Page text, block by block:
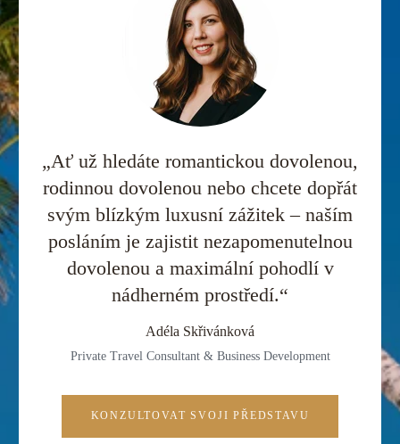
„Ať už hledáte romantickou dovolenou,
rodinnou dovolenou nebo chcete dopřát
svým blízkým luxusní zážitek – naším
posláním je zajistit nezapomenutelnou
dovolenou a maximální pohodlí v
nádherném prostředí.“
Adéla Skřivánková
Private Travel Consultant & Business Development
KONZULTOVAT SVOJI PŘEDSTAVU